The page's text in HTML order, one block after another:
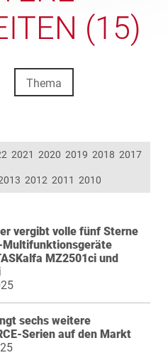
(15)
Thema
2021 2020 2019 2018 2017
2012 2011 2010
vergibt volle fünf Sterne
Multifunktionsgeräte
MZ2501ci und
sechs weitere
Serien auf den Markt